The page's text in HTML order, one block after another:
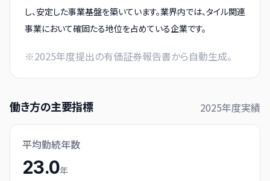
し、安定した事業基盤を築いています。業界内では、タイル関連
事業において確固たる地位を占めている企業です。
※2025年度提出の有価証券報告書から自動生成。
働き方の主要指標 2025年度実績
平均勤続年数
23.0年